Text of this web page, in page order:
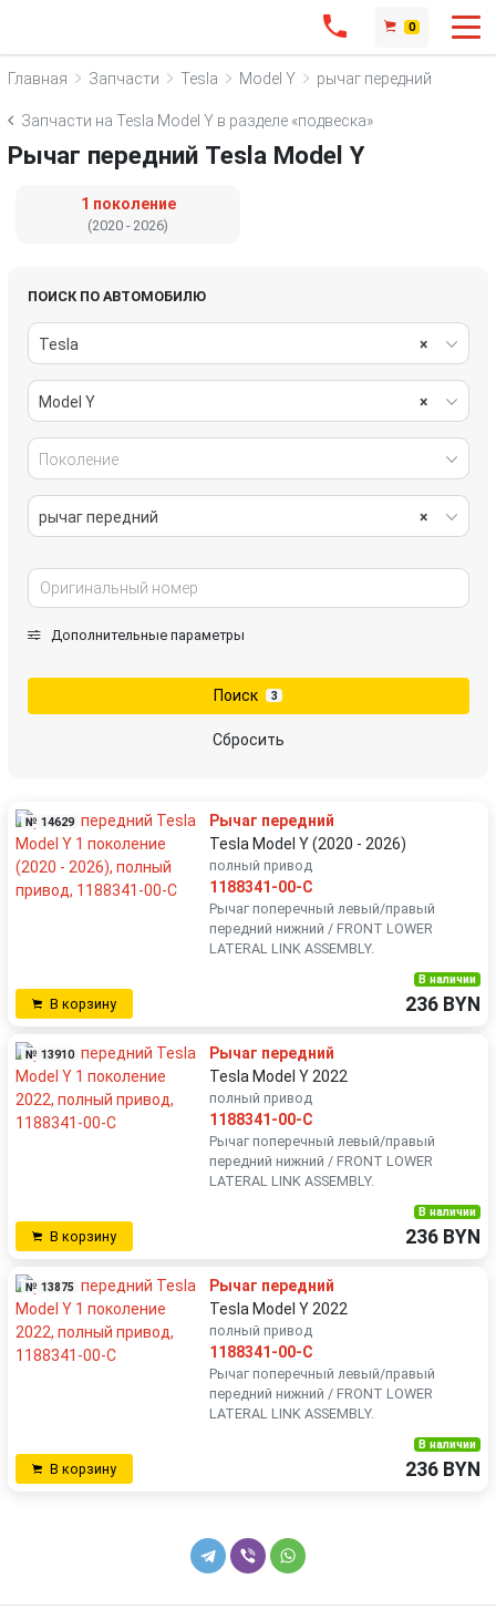
0
Главная Запчасти Tesla Model Y рычаг передний
Запчасти на Tesla Model Y в разделе «подвеска»
Рычаг передний Tesla Model Y
1 поколение
(2020 - 2026)
ПОИСК ПО АВТОМОБИЛЮ
×
Tesla
×
Model Y
Поколение
×
рычаг передний
Дополнительные параметры
Поиск 3
Сбросить
№ 14629
Рычаг передний
Tesla Model Y (2020 - 2026)
полный привод
1188341-00-C
Рычаг поперечный левый/правый
передний нижний / FRONT LOWER
LATERAL LINK ASSEMBLY.
В корзину
В наличии
236 BYN
№ 13910
Рычаг передний
Tesla Model Y 2022
полный привод
1188341-00-C
Рычаг поперечный левый/правый
передний нижний / FRONT LOWER
LATERAL LINK ASSEMBLY.
В корзину
В наличии
236 BYN
№ 13875
Рычаг передний
Tesla Model Y 2022
полный привод
1188341-00-C
Рычаг поперечный левый/правый
передний нижний / FRONT LOWER
LATERAL LINK ASSEMBLY.
В корзину
В наличии
236 BYN